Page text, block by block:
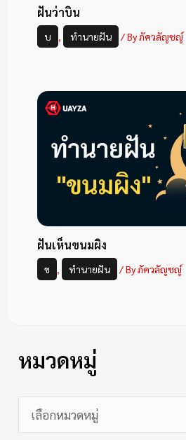
ฝันว่าบิน
บ , ทำนายฝัน / Byภัควลัญชญ์
ฝันเห็นขนมผิง
ข , ทำนายฝัน / Byภัควลัญชญ์
หมวดหมู่